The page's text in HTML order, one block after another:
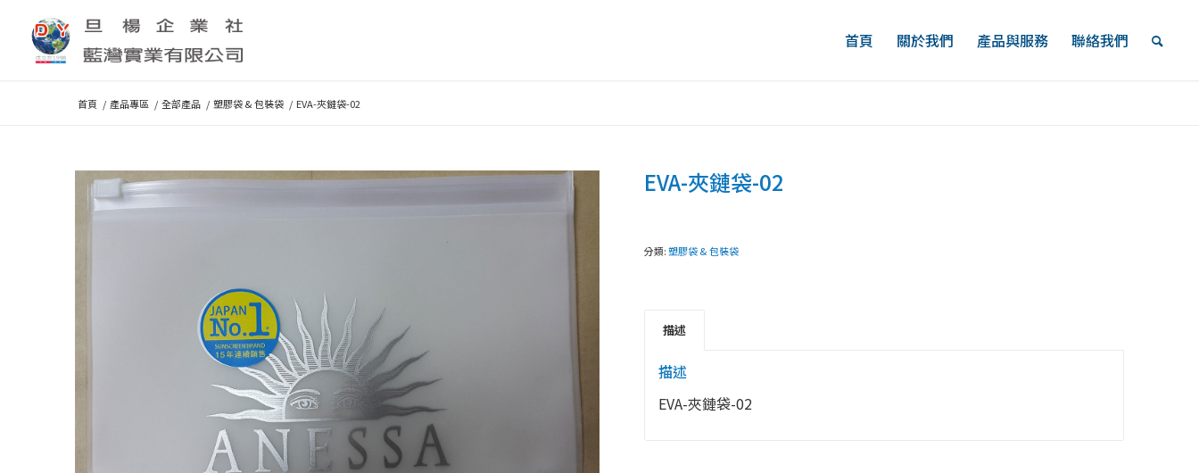
首頁 關於我們 產品與服務 聯絡我們
首頁 / 產品專區 / 全部產品 / 塑膠袋 & 包裝袋 / EVA-夾鏈袋-02
EVA-夾鏈袋-02
分類:塑膠袋 & 包裝袋
描述
描述
EVA-夾鏈袋-02